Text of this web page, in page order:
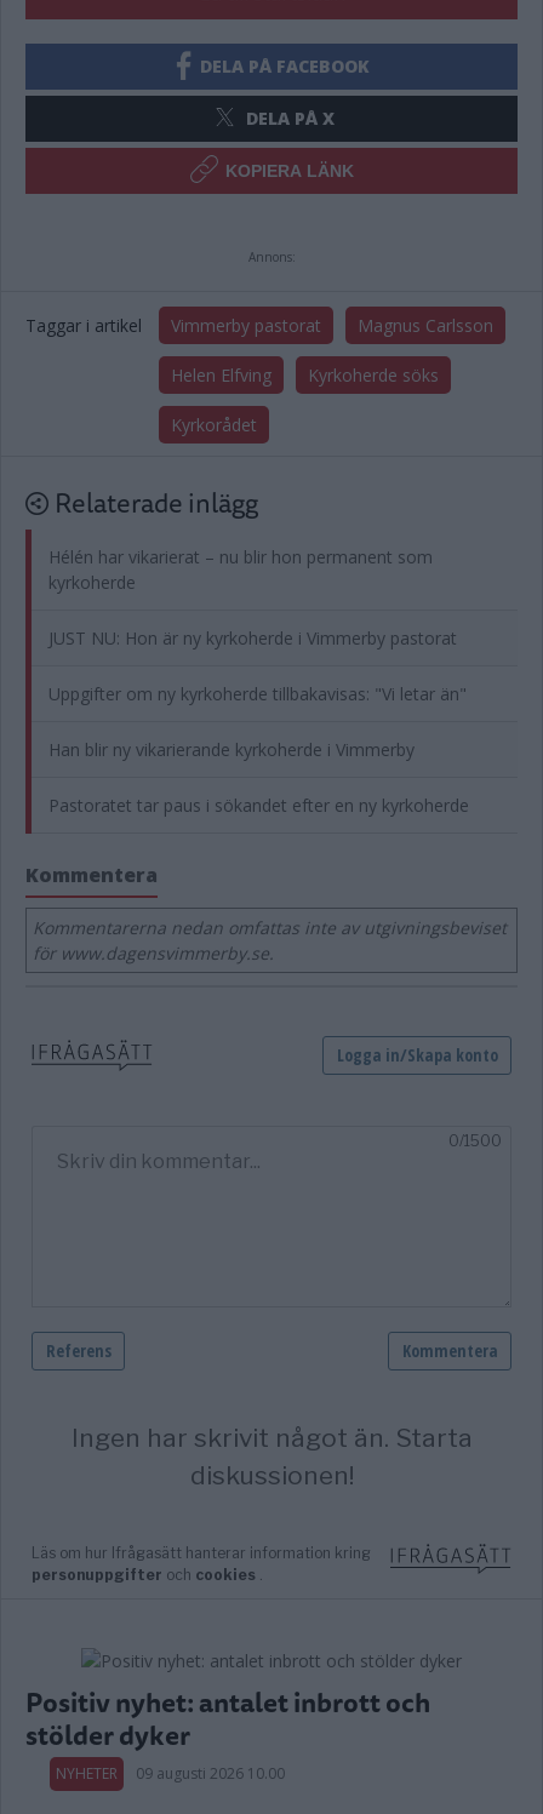
DELA PÅ FACEBOOK
DELA PÅ X
KOPIERA LÄNK
Annons:
Taggar i artikel Vimmerby pastorat Magnus Carlsson
Helen Elfving Kyrkoherde söks
Kyrkorådet
Relaterade inlägg
Hélén har vikarierat – nu blir hon permanent som
kyrkoherde
JUST NU: Hon är ny kyrkoherde i Vimmerby pastorat
Uppgifter om ny kyrkoherde tillbakavisas: "Vi letar än"
Han blir ny vikarierande kyrkoherde i Vimmerby
Pastoratet tar paus i sökandet efter en ny kyrkoherde
Kommentera
Kommentarerna nedan omfattas inte av utgivningsbeviset
för www.dagensvimmerby.se.
Positiv nyhet: antalet inbrott och
stölder dyker
NYHETER 09 augusti 2026 10.00